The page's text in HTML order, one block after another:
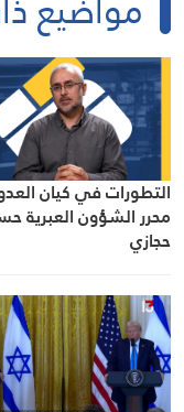
التطورات في كيان
محرر الشؤون العبرية
حجازي